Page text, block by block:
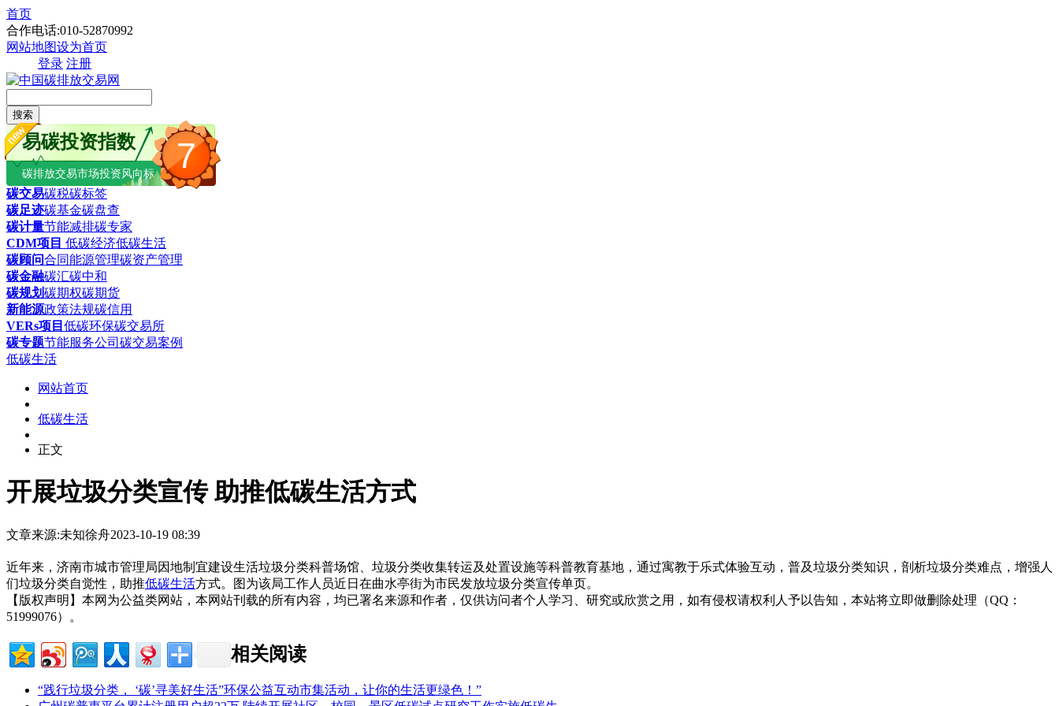
首页
合作电话:010-52870992
网站地图设为首页
登录 注册
搜索
7
易碳投资指数
碳排放交易市场投资风向标
碳交易碳税碳标签
碳足迹碳基金碳盘查
碳计量节能减排碳专家
CDM项目 低碳经济低碳生活
碳顾问合同能源管理碳资产管理
碳金融碳汇碳中和
碳规划碳期权碳期货
新能源政策法规碳信用
VERs项目 低碳环保碳交易所
碳专题节能服务公司 碳交易案例
低碳生活
网站首页
低碳生活
正文
开展垃圾分类宣传 助推低碳生活方式
文章来源:未知徐舟2023-10-19 08:39
近年来，济南市城市管理局因地制宜建设生活垃圾分类科普场馆、垃圾分类收集转运及处置设施等科普教育基地，通过寓教于乐式体验互动，普及垃圾分类知识，剖析垃圾分类难点，增强人
们垃圾分类自觉性，助推低碳生活方式。图为该局工作人员近日在曲水亭街为市民发放垃圾分类宣传单页。
【版权声明】本网为公益类网站，本网站刊载的所有内容，均已署名来源和作者，仅供访问者个人学习、研究或欣赏之用，如有侵权请权利人予以告知，本站将立即做删除处理（QQ：
51999076）。
相关阅读
“践行垃圾分类， ‘碳’寻美好生活”环保公益互动市集活动，让你的生活更绿色！”